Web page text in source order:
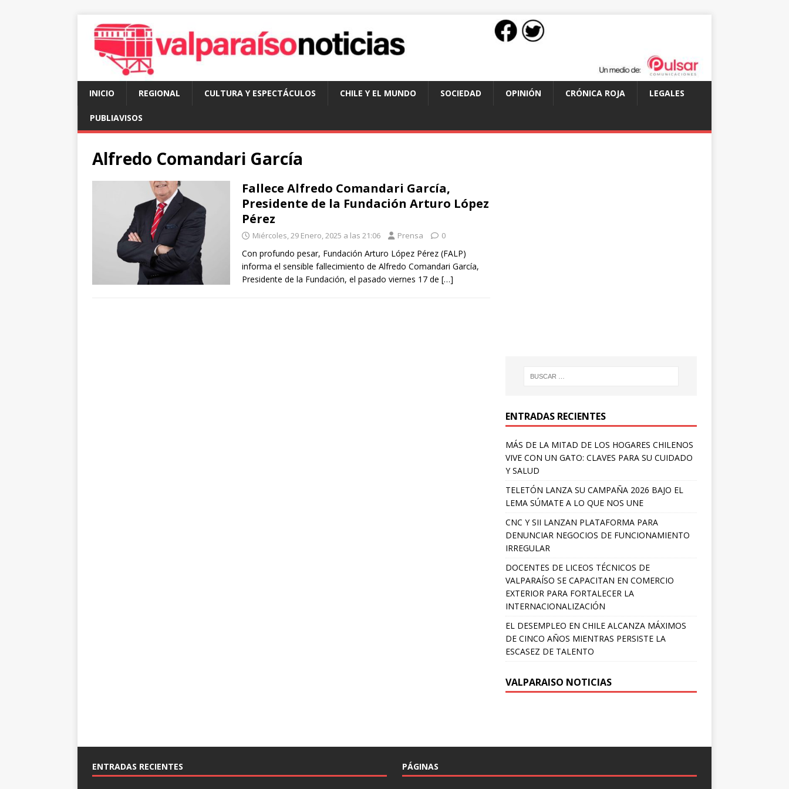
INICIO REGIONAL CULTURA Y ESPECTÁCULOS CHILE Y EL MUNDO SOCIEDAD OPINIÓN CRÓNICA ROJA LEGALES
PUBLIAVISOS
Alfredo Comandari García
Fallece Alfredo Comandari García,
Presidente de la Fundación Arturo López
Pérez
Miércoles, 29 Enero, 2025 a las 21:06 Prensa 0
Con profundo pesar, Fundación Arturo López Pérez (FALP)
informa el sensible fallecimiento de Alfredo Comandari García,
Presidente de la Fundación, el pasado viernes 17 de […]
ENTRADAS RECIENTES
MÁS DE LA MITAD DE LOS HOGARES CHILENOS
VIVE CON UN GATO: CLAVES PARA SU CUIDADO
Y SALUD
TELETÓN LANZA SU CAMPAÑA 2026 BAJO EL
LEMA SÚMATE A LO QUE NOS UNE
CNC Y SII LANZAN PLATAFORMA PARA
DENUNCIAR NEGOCIOS DE FUNCIONAMIENTO
IRREGULAR
DOCENTES DE LICEOS TÉCNICOS DE
VALPARAÍSO SE CAPACITAN EN COMERCIO
EXTERIOR PARA FORTALECER LA
INTERNACIONALIZACIÓN
EL DESEMPLEO EN CHILE ALCANZA MÁXIMOS
DE CINCO AÑOS MIENTRAS PERSISTE LA
ESCASEZ DE TALENTO
VALPARAISO NOTICIAS
ENTRADAS RECIENTES PÁGINAS